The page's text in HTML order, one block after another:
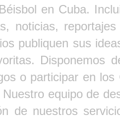
en Cuba.
noticias,
publiquen sus
Disponemos
o participar en
equipo de
de nuestros